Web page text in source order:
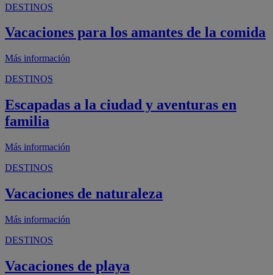
DESTINOS
Vacaciones para los amantes de la comida
Más información
DESTINOS
Escapadas a la ciudad y aventuras en
familia
Más información
DESTINOS
Vacaciones de naturaleza
Más información
DESTINOS
Vacaciones de playa